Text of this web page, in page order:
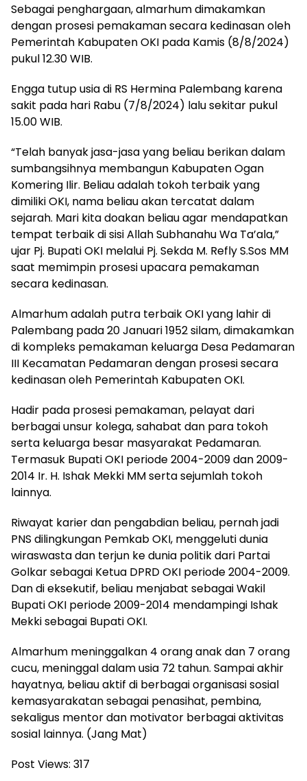
Sebagai penghargaan, almarhum dimakamkan
dengan prosesi pemakaman secara kedinasan oleh
Pemerintah Kabupaten OKI pada Kamis (8/8/2024)
pukul 12.30 WIB.
Engga tutup usia di RS Hermina Palembang karena
sakit pada hari Rabu (7/8/2024) lalu sekitar pukul
15.00 WIB.
“Telah banyak jasa-jasa yang beliau berikan dalam
sumbangsihnya membangun Kabupaten Ogan
Komering Ilir. Beliau adalah tokoh terbaik yang
dimiliki OKI, nama beliau akan tercatat dalam
sejarah. Mari kita doakan beliau agar mendapatkan
tempat terbaik di sisi Allah Subhanahu Wa Ta’ala,”
ujar Pj. Bupati OKI melalui Pj. Sekda M. Refly S.Sos MM
saat memimpin prosesi upacara pemakaman
secara kedinasan.
Almarhum adalah putra terbaik OKI yang lahir di
Palembang pada 20 Januari 1952 silam, dimakamkan
di kompleks pemakaman keluarga Desa Pedamaran
III Kecamatan Pedamaran dengan prosesi secara
kedinasan oleh Pemerintah Kabupaten OKI.
Hadir pada prosesi pemakaman, pelayat dari
berbagai unsur kolega, sahabat dan para tokoh
serta keluarga besar masyarakat Pedamaran.
Termasuk Bupati OKI periode 2004-2009 dan 2009-
2014 Ir. H. Ishak Mekki MM serta sejumlah tokoh
lainnya.
Riwayat karier dan pengabdian beliau, pernah jadi
PNS dilingkungan Pemkab OKI, menggeluti dunia
wiraswasta dan terjun ke dunia politik dari Partai
Golkar sebagai Ketua DPRD OKI periode 2004-2009.
Dan di eksekutif, beliau menjabat sebagai Wakil
Bupati OKI periode 2009-2014 mendampingi Ishak
Mekki sebagai Bupati OKI.
Almarhum meninggalkan 4 orang anak dan 7 orang
cucu, meninggal dalam usia 72 tahun. Sampai akhir
hayatnya, beliau aktif di berbagai organisasi sosial
kemasyarakatan sebagai penasihat, pembina,
sekaligus mentor dan motivator berbagai aktivitas
sosial lainnya. (Jang Mat)
Post Views: 317